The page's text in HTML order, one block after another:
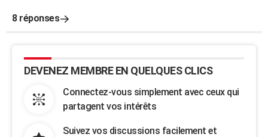
8 réponses
DEVENEZ MEMBRE EN QUELQUES CLICS
Connectez-vous simplement avec ceux qui
partagent vos intérêts
Suivez vos discussions facilement et